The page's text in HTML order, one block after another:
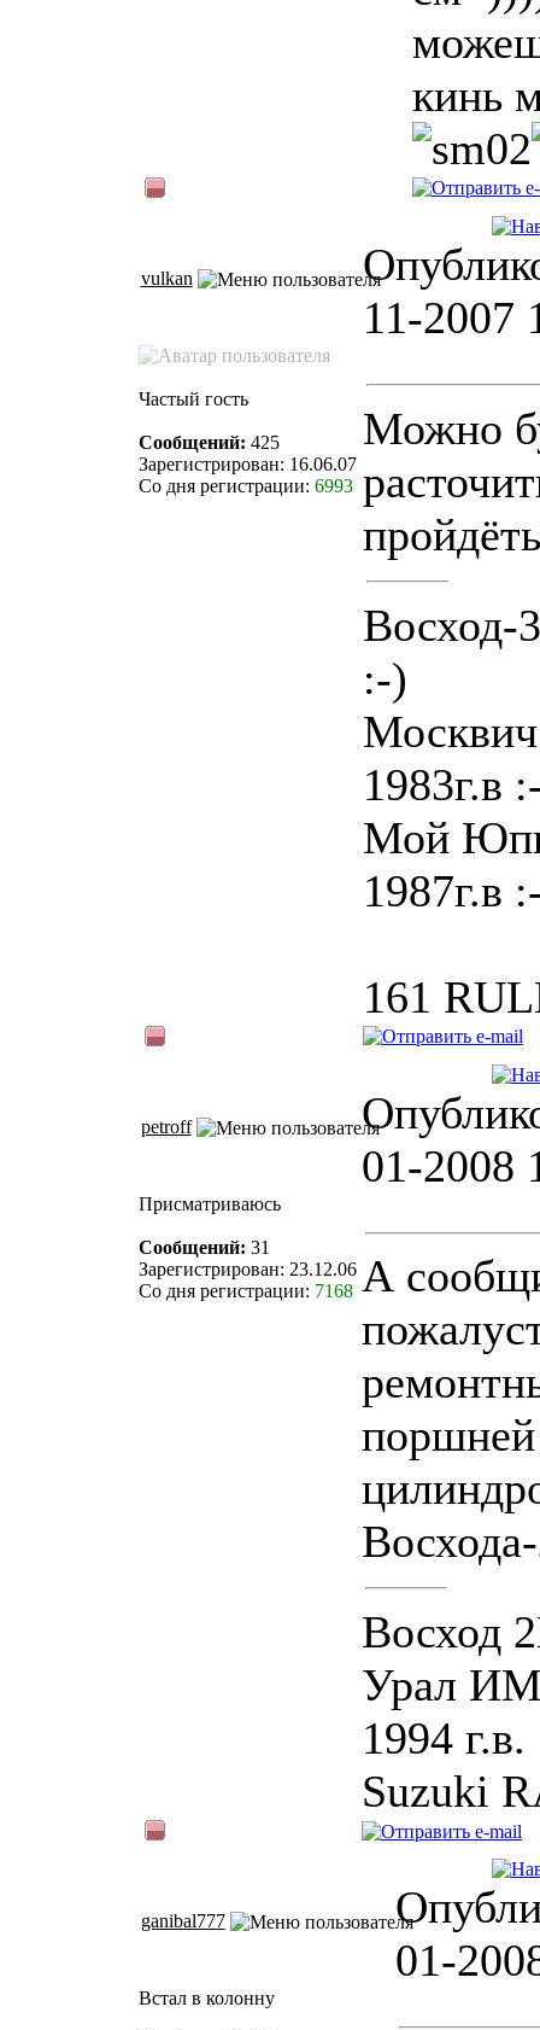
кинь
vulkan
11-2007
Частый гость
Сообщений: 425
Зарегистрирован: 16.06.07
Со дня регистрации: 6993
Можно
Восход-
:-)
1983г.в
Мой
1987г.в
161
petroff
01-2008
Присматриваюсь
Сообщений: 31
Зарегистрирован: 23.12.06
Со дня регистрации: 7168 А
Восход
Урал
1994 г.в.
Suzuki
ganibal777
01-
Встал в колонну